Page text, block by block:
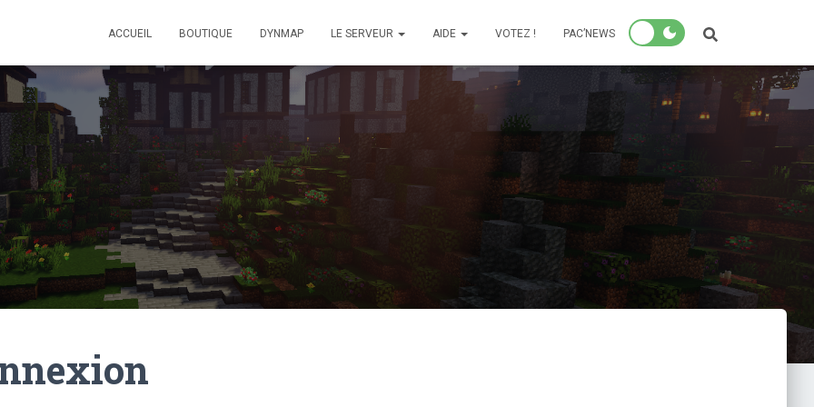
ACCUEIL BOUTIQUE DYNMAP LE SERVEUR AIDE VOTEZ ! PAC’NEWS